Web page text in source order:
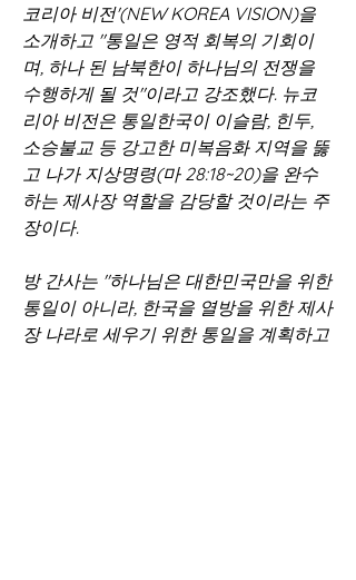
코리아 비전'(NEW KOREA VISION)을
소개하고 "통일은 영적 회복의 기회이
며, 하나 된 남북한이 하나님의 전쟁을
수행하게 될 것"이라고 강조했다. 뉴코
리아 비전은 통일한국이 이슬람, 힌두,
소승불교 등 강고한 미복음화 지역을 뚫
고 나가 지상명령(마 28:18~20)을 완수
하는 제사장 역할을 감당할 것이라는 주
장이다.
방 간사는 "하나님은 대한민국만을 위한
통일이 아니라, 한국을 열방을 위한 제사
장 나라로 세우기 위한 통일을 계획하고